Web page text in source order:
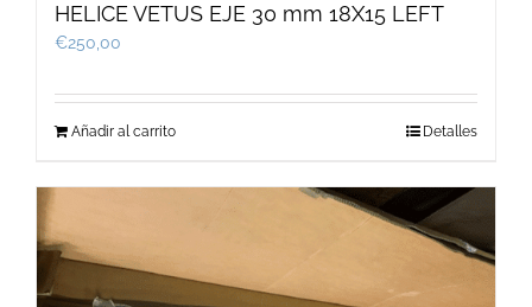
HELICE VETUS EJE 30 mm 18X15 LEFT
€250,00
Añadir al carrito Detalles